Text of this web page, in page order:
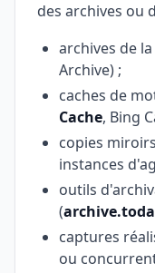
des archives ou
archives de la
Archive) ;
caches de
Cache, Bing
copies
instances
outils
(
captures
ou